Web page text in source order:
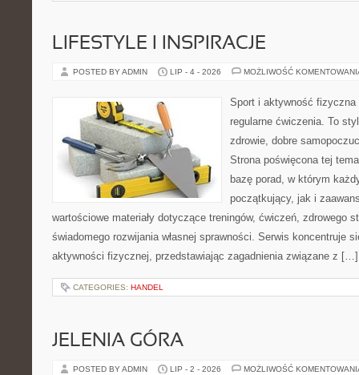
LIFESTYLE I INSPIRACJE
POSTED BY ADMIN LIP - 4 - 2026 MOŻLIWOŚĆ
Sport i aktywność
regularne ćwiczenia. To
zdrowie, dobre
Strona poświęcona tej
bazę porad, w którym
początkujący, jak i
wartościowe materiały dotyczące treningów, ćwiczeń, zdrowego
świadomego rozwijania własnej sprawności. Serwis koncentruje
aktywności fizycznej, przedstawiając zagadnienia związane z […]
CATEGORIES: HANDEL
JELENIA GÓRA
POSTED BY ADMIN LIP - 2 - 2026 MOŻLIWOŚĆ